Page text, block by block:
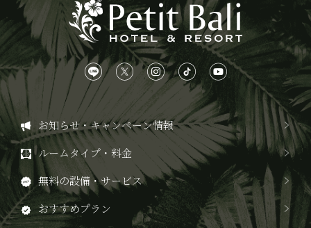
お知らせ・キャンペーン情報
ルームタイプ・料金
無料の設備・サービス
おすすめプラン